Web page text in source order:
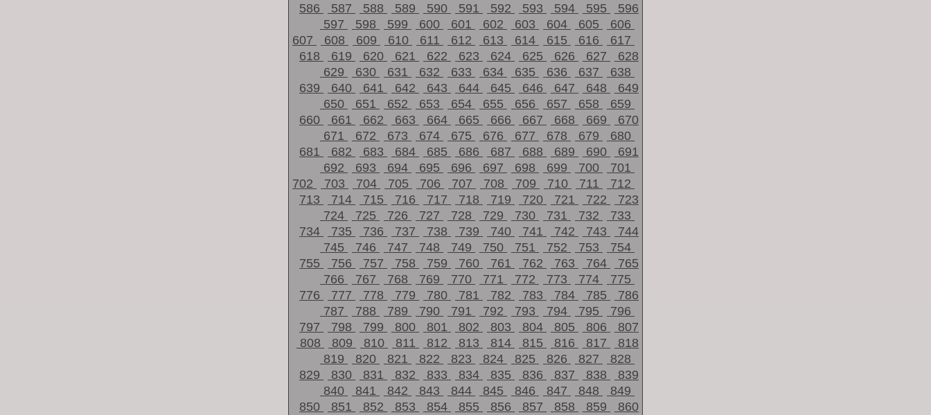
586
587 588 589 590 591 592 593 594 595
596
597
598 599 600 601 602 603 604 605
606
607
608 609 610 611 612 613 614 615 616
617
618
619 620 621 622 623 624 625 626 627
628
629
630 631 632 633 634 635 636 637
638
639
640 641 642 643 644 645 646 647 648
649
650
651 652 653 654 655 656 657 658
659
660
661 662 663 664 665 666 667 668 669
670
671
672 673 674 675 676 677 678 679
680
681
682 683 684 685 686 687 688 689 690
691
692
693 694 695 696 697 698 699 700
701
702
703 704 705 706 707 708 709 710 711
712
713
714 715 716 717 718 719 720 721 722
723
724
725 726 727 728 729 730 731 732
733
734
735 736 737 738 739 740 741 742 743
744
745
746 747 748 749 750 751 752 753
754
755
756 757 758 759 760 761 762 763 764
765
766
767 768 769 770 771 772 773 774
775
776
777 778 779 780 781 782 783 784 785
786
787
788 789 790 791 792 793 794 795
796
797
798 799 800 801 802 803 804 805 806
807
808
809 810 811 812 813 814 815 816 817
818
819
820 821 822 823 824 825 826 827
828
829
830 831 832 833 834 835 836 837 838
839
840
841 842 843 844 845 846 847 848
849
850
851 852 853 854 855 856 857 858 859
860